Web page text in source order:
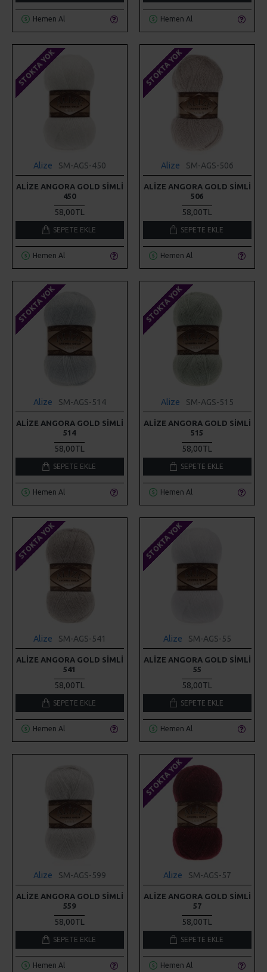
Hemen Al Hemen Al
STOKTA YOK
Alize SM-AGS-450
ALIZE ANGORA GOLD SIMLI
450
58,00TL
SEPETE EKLE
Hemen Al
STOKTA YOK
Alize SM-AGS-506
ALIZE ANGORA GOLD SIMLI
506
58,00TL
SEPETE EKLE
Hemen Al
STOKTA YOK
Alize SM-AGS-514
ALIZE ANGORA GOLD SIMLI
514
58,00TL
SEPETE EKLE
Hemen Al
STOKTA YOK
Alize SM-AGS-515
ALIZE ANGORA GOLD SIMLI
515
58,00TL
SEPETE EKLE
Hemen Al
STOKTA YOK
Alize SM-AGS-541
ALIZE ANGORA GOLD SIMLI
541
58,00TL
SEPETE EKLE
Hemen Al
STOKTA YOK
Alize SM-AGS-55
ALIZE ANGORA GOLD SIMLI
55
58,00TL
SEPETE EKLE
Hemen Al
Alize SM-AGS-599
ALIZE ANGORA GOLD SIMLI
559
58,00TL
SEPETE EKLE
Hemen Al
STOKTA YOK
Alize SM-AGS-57
ALIZE ANGORA GOLD SIMLI
57
58,00TL
SEPETE EKLE
Hemen Al